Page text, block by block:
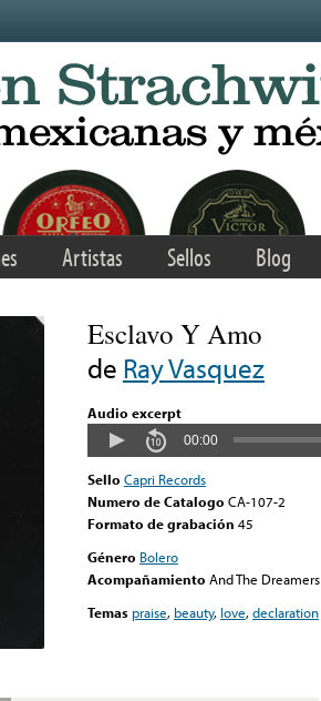
Artistas Sellos Blog
Esclavo Y Amo
de Ray Vasquez
Audio excerpt
00:00
Sello Capri Records
Numero de Catalogo CA-107-2
Formato de grabación 45
Género Bolero
Acompañamiento And The Dreamers
Temas praise, beauty, love,declaration